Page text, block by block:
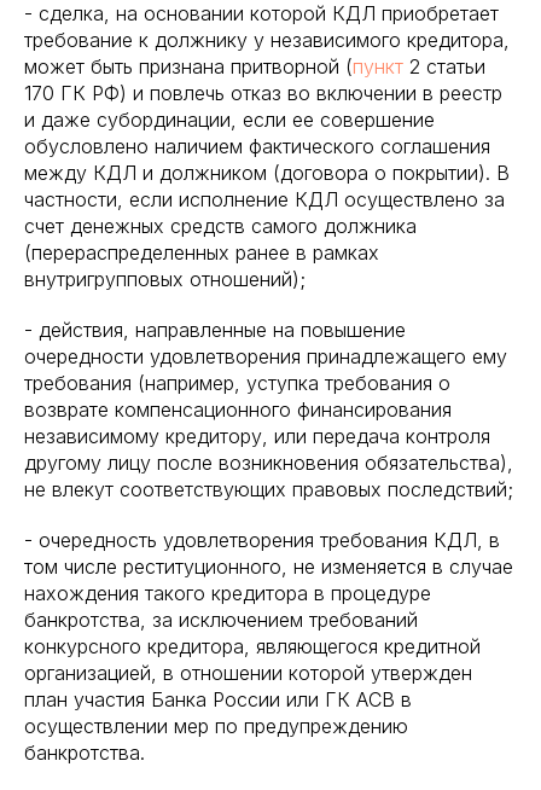
- сделка, на основании которой КДЛ приобретает
требование к должнику у независимого кредитора,
может быть признана притворной (пункт 2 статьи
170 ГК РФ) и повлечь отказ во включении в реестр
и даже субординации, если ее совершение
обусловлено наличием фактического соглашения
между КДЛ и должником (договора о покрытии). В
частности, если исполнение КДЛ осуществлено за
счет денежных средств самого должника
(перераспределенных ранее в рамках
внутригрупповых отношений);
- действия, направленные на повышение
очередности удовлетворения принадлежащего ему
требования (например, уступка требования о
возврате компенсационного финансирования
независимому кредитору, или передача контроля
другому лицу после возникновения обязательства),
не влекут соответствующих правовых последствий;
- очередность удовлетворения требования КДЛ, в
том числе реституционного, не изменяется в случае
нахождения такого кредитора в процедуре
банкротства, за исключением требований
конкурсного кредитора, являющегося кредитной
организацией, в отношении которой утвержден
план участия Банка России или ГК АСВ в
осуществлении мер по предупреждению
банкротства.